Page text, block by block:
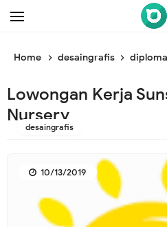
/* ganti br end
Home desaingrafis
Lowongan Kerja
Nursery
desaingrafis
10/13/2019